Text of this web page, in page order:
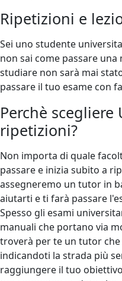
Ripetizioni e
Sei uno studente
non sai come passare
studiare non sarà mai
passare il tuo esame con
Perchè
ripetizioni?
Non importa di quale
passare e inizia subito a
assegneremo un tutor in
aiutarti e ti farà passare
Spesso gli esami
manuali che portano via
troverà per te un tutor
indicandoti la strada più
raggiungere il tuo